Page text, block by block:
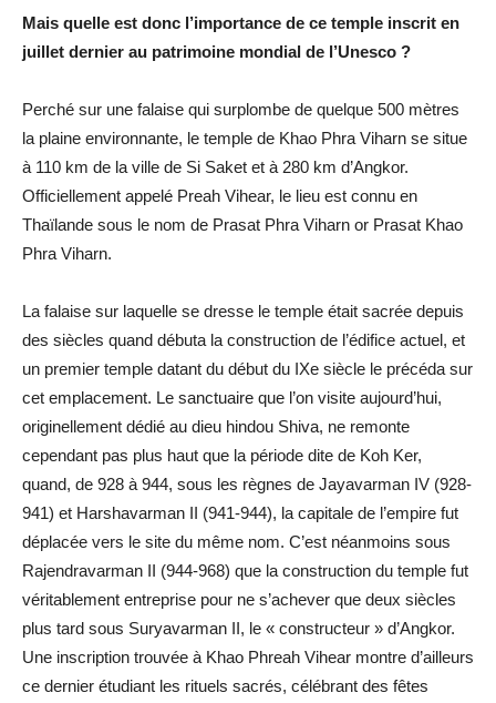
Mais quelle est donc l’importance de ce temple inscrit en
juillet dernier au patrimoine mondial de l’Unesco ?
Perché sur une falaise qui surplombe de quelque 500 mètres
la plaine environnante, le temple de Khao Phra Viharn se situe
à 110 km de la ville de Si Saket et à 280 km d’Angkor.
Officiellement appelé Preah Vihear, le lieu est connu en
Thaïlande sous le nom de Prasat Phra Viharn or Prasat Khao
Phra Viharn.
La falaise sur laquelle se dresse le temple était sacrée depuis
des siècles quand débuta la construction de l’édifice actuel, et
un premier temple datant du début du IXe siècle le précéda sur
cet emplacement. Le sanctuaire que l’on visite aujourd’hui,
originellement dédié au dieu hindou Shiva, ne remonte
cependant pas plus haut que la période dite de Koh Ker,
quand, de 928 à 944, sous les règnes de Jayavarman IV (928-
941) et Harshavarman II (941-944), la capitale de l’empire fut
déplacée vers le site du même nom. C’est néanmoins sous
Rajendravarman II (944-968) que la construction du temple fut
véritablement entreprise pour ne s’achever que deux siècles
plus tard sous Suryavarman II, le « constructeur » d’Angkor.
Une inscription trouvée à Khao Phreah Vihear montre d’ailleurs
ce dernier étudiant les rituels sacrés, célébrant des fêtes